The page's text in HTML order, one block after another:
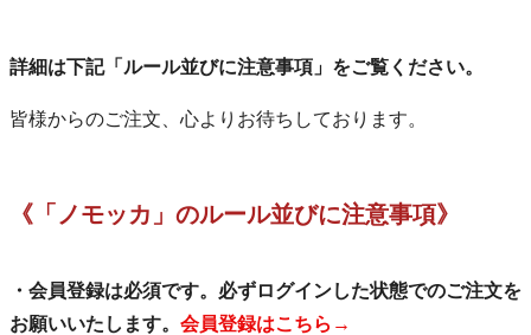
詳細は下記「ルール並びに注意事項」をご覧ください。
皆様からのご注文、心よりお待ちしております。
《「ノモッカ」のルール並びに注意事項》
・会員登録は必須です。必ずログインした状態でのご注文を
お願いいたします。 会員登録はこちら→